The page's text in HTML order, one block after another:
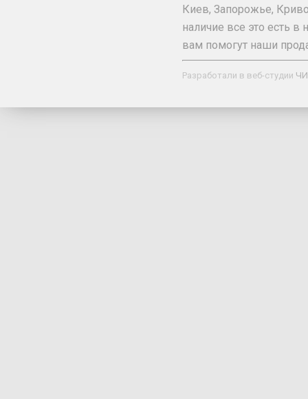
Киев, Запорожье,
наличие все это есть
вам помогут наши
Разработали в веб-студии